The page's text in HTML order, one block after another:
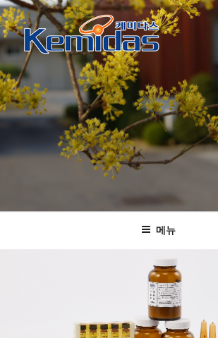
콘
텐
츠
로
바
로
가
케미다스
KOLAS 인정 공인시험기관 및 표준물질 생산기관
메뉴